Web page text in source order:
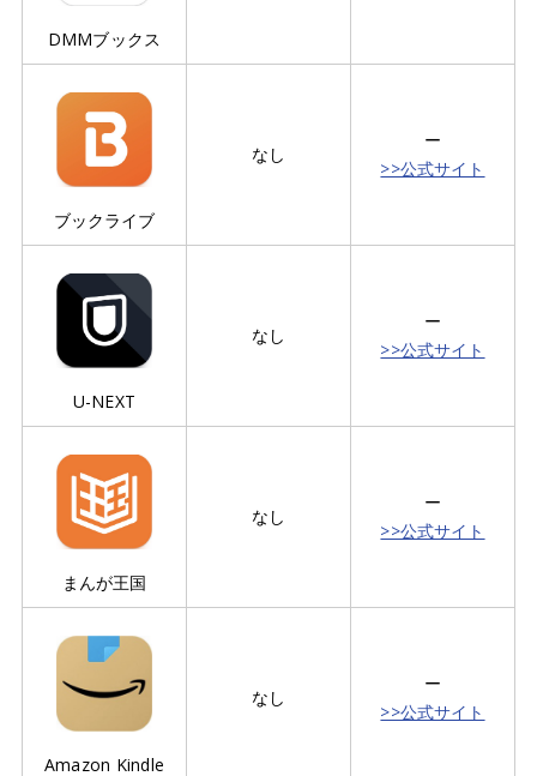
DMMブックス
ブックライブ
なし
ー
>>公式サイト
U-NEXT
なし
ー
>>公式サイト
まんが王国
なし
ー
>>公式サイト
Amazon Kindle
なし
ー
>>公式サイト